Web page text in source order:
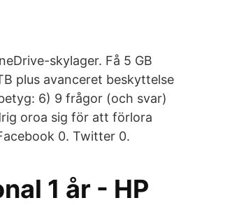
skylager. Få 5 GB
plus avanceret beskyttelse
6) 9 frågor (och svar)
oroa sig för att förlora
0. Twitter 0.
1 år - HP